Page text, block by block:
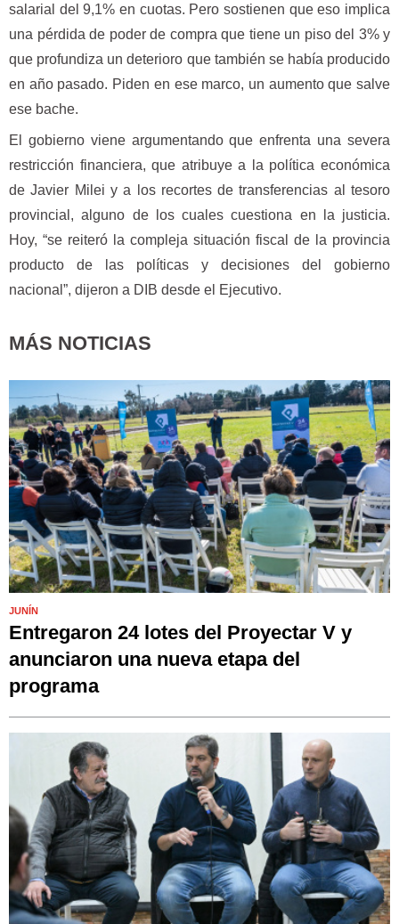
salarial del 9,1% en cuotas. Pero sostienen que eso implica
una pérdida de poder de compra que tiene un piso del 3% y
que profundiza un deterioro que también se había producido
en año pasado. Piden en ese marco, un aumento que salve
ese bache.
El gobierno viene argumentando que enfrenta una severa
restricción financiera, que atribuye a la política económica
de Javier Milei y a los recortes de transferencias al tesoro
provincial, alguno de los cuales cuestiona en la justicia.
Hoy, “se reiteró la compleja situación fiscal de la provincia
producto de las políticas y decisiones del gobierno
nacional”, dijeron a DIB desde el Ejecutivo.
MÁS NOTICIAS
JUNÍN
Entregaron 24 lotes del Proyectar V y
anunciaron una nueva etapa del
programa